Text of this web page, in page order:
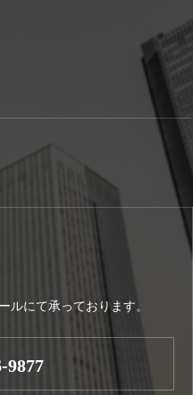
ルにて承っております。
9877